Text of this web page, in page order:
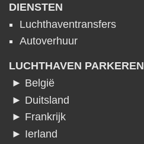
DIENSTEN
Luchthaventransfers
Autoverhuur
LUCHTHAVEN PARKEREN
► België
► Duitsland
► Frankrijk
► Ierland